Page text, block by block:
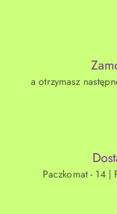
a otrzymasz
Paczkomat - 14 |